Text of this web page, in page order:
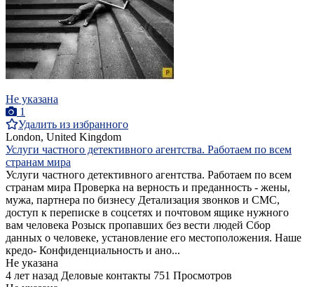
Не указана
1
Удалить из избранного
London, United Kingdom
Услуги частного детективного агентства. Работаем по всем
странам мира
Услуги частного детективного агентства. Работаем по всем
странам мира Проверка на верность и преданность - жены,
мужа, партнера по бизнесу Детализация звонков и СМС,
доступ к переписке в соцсетях и почтовом ящике нужного
вам человека Розыск пропавших без вести людей Сбор
данных о человеке, установление его местоположения. Наше
кредо- Конфиденциальность и ано...
Не указана
4 лет назад Деловые контакты 751 Просмотров